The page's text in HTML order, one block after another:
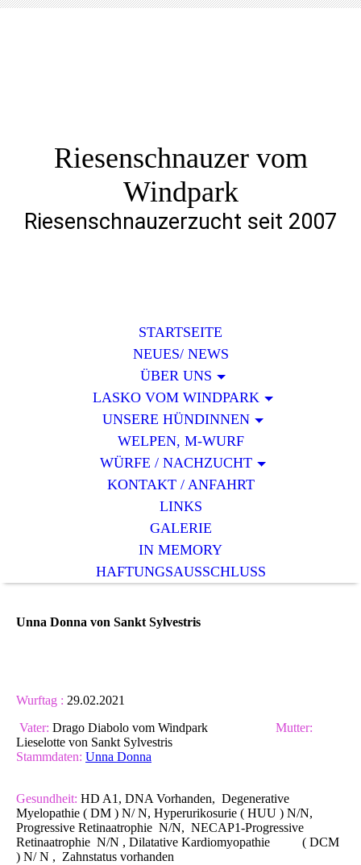
Riesenschnauzer vom
Windpark
Riesenschnauzerzucht seit 2007
STARTSEITE
NEUES/ NEWS
ÜBER UNS
LASKO VOM WINDPARK
UNSERE HÜNDINNEN
WELPEN, M-WURF
WÜRFE / NACHZUCHT
KONTAKT / ANFAHRT
LINKS
GALERIE
IN MEMORY
HAFTUNGSAUSSCHLUSS
Unna Donna von Sankt Sylvestris
Wurftag : 29.02.2021
Vater: Drago Diabolo vom Windpark Mutter:
Lieselotte von Sankt Sylvestris
Stammdaten: Unna Donna
Gesundheit: HD A1, DNA Vorhanden, Degenerative
Myelopathie ( DM ) N/ N, Hyperurikosurie ( HUU ) N/N,
Progressive Retinaatrophie N/N, NECAP1-Progressive
Retinaatrophie N/N , Dilatative Kardiomyopathie ( DCM
) N/ N , Zahnstatus vorhanden